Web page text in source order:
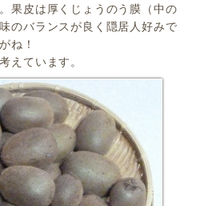
果皮は厚くじょうのう膜（中の
のバランスが良く隠居人好みで
ね！
えています。